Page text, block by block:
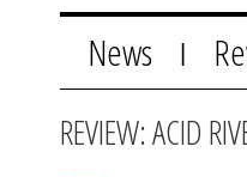
News
REVIEW: ACID